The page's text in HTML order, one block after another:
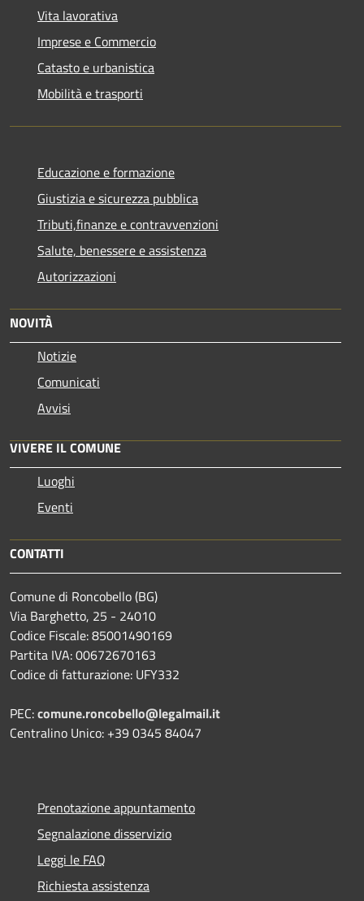
Vita lavorativa
Imprese e Commercio
Catasto e urbanistica
Mobilità e trasporti
Educazione e formazione
Giustizia e sicurezza pubblica
Tributi,finanze e contravvenzioni
Salute, benessere e assistenza
Autorizzazioni
NOVITÀ
Notizie
Comunicati
Avvisi
VIVERE IL COMUNE
Luoghi
Eventi
CONTATTI
Comune di Roncobello (BG)
Via Barghetto, 25 - 24010
Codice Fiscale: 85001490169
Partita IVA: 00672670163
Codice di fatturazione: UFY332
PEC:comune.roncobello@legalmail.it
Centralino Unico: +39 0345 84047
Prenotazione appuntamento
Segnalazione disservizio
Leggi le FAQ
Richiesta assistenza